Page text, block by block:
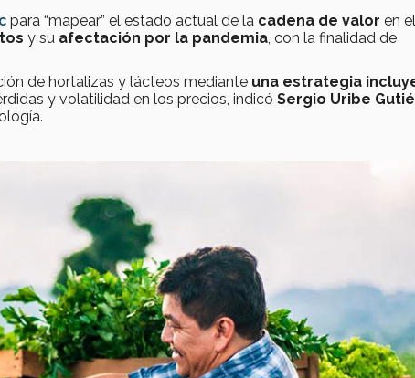
para “mapear” el estado actual de la cadena de valor en el
y su afectación por la pandemia , con la finalidad de
de hortalizas y lácteos mediante una estrategia
y volatilidad en los precios, indicó Sergio Uribe